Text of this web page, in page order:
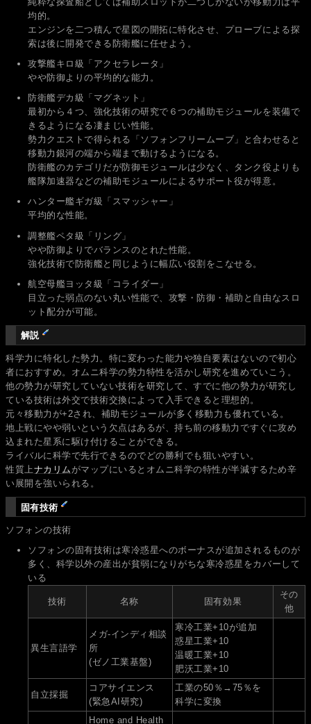
均的。
エンジンを二つ積んで星図の開拓に特化させ、プローブによる探
索は後に開発できる防衛艦に任せよう。
攻撃艦キロ級「アクセラレータ」
やや防御よりの平均的な能力。
防衛艦デカ級「マグネット」
最初から４つ、強化技術の研究で６つの補助モジュールを装備で
きるようになる凄まじい性能。
勢力クエストで得られる「ソフォンフリームーブ」と合わせると
移動力銀河の端から端まで動けるようになる。
防衛艦のカテゴリだが防御モジュールは少なく、タンク役よりも
艦隊加速器などの補助モジュールによるサポート役が得意。
ハンター艦ギガ級「スマッシャー」
平均的な性能。
調整艦ペタ級「リング」
やや防御よりでバランスのとれた性能。
強化技術で防衛艦と同じように幅広い役割をこなせる。
航空母艦ヨッタ級「コライダー」
目立った弱点のない丸い性能で、攻撃・防御・補助と自由なスロ
ット配分が可能。
解説
科学力に特化した勢力。特に変わった能力や独自要素はないので初心
者におすすめ。オムニ科学の勢力特性を活かし研究を進めていこう。
他の勢力が研究していない技術を研究して、すでに他の勢力が研究し
ている技術は外交で技術交換によって入手できると理想的。
元々移動力が+2され、補助モジュールが多く移動力も優れている。
地上戦にやや弱いという欠点はあるが、持ち前の移動力ですぐに攻め
込まれた星系に駆け付けることができる。
ライバルに科学で先行できるのでどの勝利でも狙いやすい。
性質上ナカリム がマップにいるとオムニ科学の特性が半減するため辛
い展開を強いられる。
固有技術
ソフォンの技術
ソフォンの固有技術は寒冷惑星へのボーナスが追加されるものが
多く、科学以外の産出が貧弱になりがちな寒冷惑星をカバーして
いる
技術 名称 固有効果
その
他
異生言語学
メガ-インディ相談
所
(ゼノ工業基盤)
寒冷工業+10が追加
惑星工業+10
温暖工業+10
肥沃工業+10
自立採掘
コアサイエンス
(緊急AI研究)
工業の50％→75％を
科学に変換
Home and Health